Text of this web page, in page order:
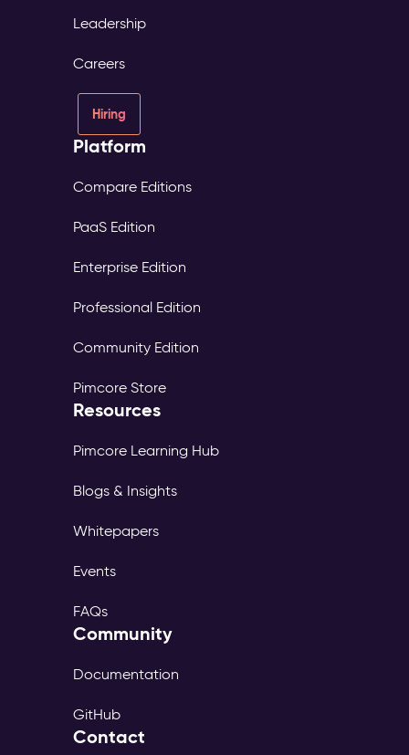
Leadership
Careers
Hiring
Platform
Compare Editions
PaaS Edition
Enterprise Edition
Professional Edition
Community Edition
Pimcore Store
Resources
Pimcore Learning Hub
Blogs & Insights
Whitepapers
Events
FAQs
Community
Documentation
GitHub
Contact